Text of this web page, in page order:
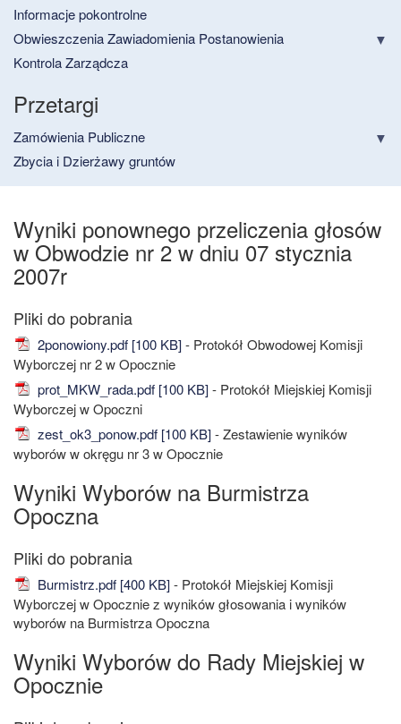
Informacje pokontrolne
Obwieszczenia Zawiadomienia Postanowienia
Kontrola Zarządcza
Przetargi
Zamówienia Publiczne
Zbycia i Dzierżawy gruntów
Wyniki ponownego przeliczenia głosów
w Obwodzie nr 2 w dniu 07 stycznia
2007r
2ponowiony.pdf [100 KB]- Protokół Obwodowej Komisji
Wyborczej nr 2 w Opocznie
prot_MKW_rada.pdf [100 KB]- Protokół Miejskiej Komisji
Wyborczej w Opoczni
zest_ok3_ponow.pdf [100 KB]- Zestawienie wyników
wyborów w okręgu nr 3 w Opocznie
Wyniki Wyborów na Burmistrza
Opoczna
Burmistrz.pdf [400 KB]- Protokół Miejskiej Komisji
Wyborczej w Opocznie z wyników głosowania i wyników
wyborów na Burmistrza Opoczna
Wyniki Wyborów do Rady Miejskiej w
Opocznie